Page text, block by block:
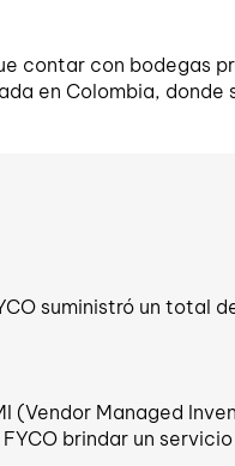
contar con bodegas
en Colombia,
suministró un total
(Vendor Managed
brindar un